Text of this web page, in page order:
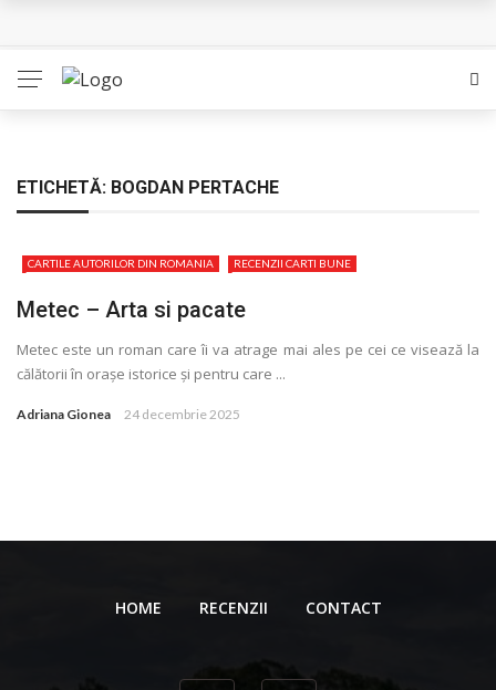
Bolla – O iubire interzisa din Pristina
Indragostitii de Franz K. – Justitiarii literaturii
ETICHETĂ: BOGDAN PERTACHE
CARTILE AUTORILOR DIN ROMANIA RECENZII CARTI BUNE
Metec – Arta si pacate
Metec este un roman care îi va atrage mai ales pe cei ce visează la
călătorii în orașe istorice și pentru care ...
Adriana Gionea 24 decembrie 2025
HOME RECENZII CONTACT